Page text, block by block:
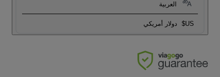
العربية
US$ دولار أمريكي